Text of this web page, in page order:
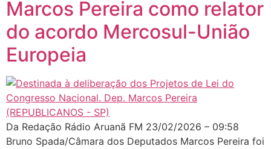
Marcos Pereira como relator
do acordo Mercosul-União
Europeia
Da Redação Rádio Aruanã FM 23/02/2026 – 09:58
Bruno Spada/Câmara dos Deputados Marcos Pereira foi